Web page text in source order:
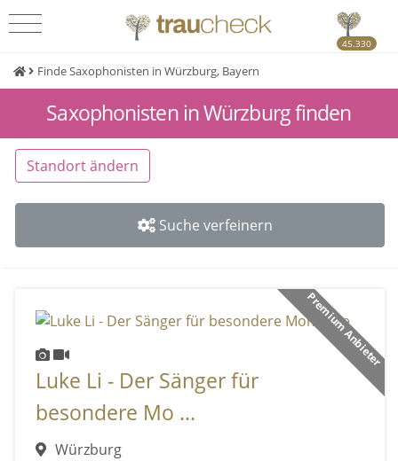
45.330
Finde Saxophonisten in Würzburg, Bayern
Saxophonisten in Würzburg finden
Standort ändern
Suche verfeinern
Premium Anbieter
Luke Li - Der Sänger für
besondere Mo ...
Würzburg